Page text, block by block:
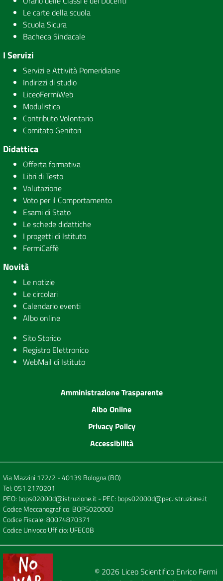
Le carte della scuola
Scuola Sicura
Bacheca Sindacale
I Servizi
Servizi e Attività Pomeridiane
Indirizzi di studio
LiceoFermiWeb
Modulistica
Contributo Volontario
Comitato Genitori
Didattica
Offerta formativa
Libri di Testo
Valutazione
Voto per il Comportamento
Esami di Stato
Le schede didattiche
I progetti di Istituto
FermiCaffè
Novità
Le notizie
Le circolari
Calendario eventi
Albo online
Sito Storico
Registro Elettronico
WebMail di Istituto
Amministrazione Trasparente
Albo Online
Privacy Policy
Accessibilità
Via Mazzini 172/2 - 40139 Bologna (BO)
Tel:051 2170201
PEO: bops02000d@istruzione.it- PEC: bops02000d@pec.istruzione.it
Codice Meccanografico: BOPS02000D
Codice Fiscale: 80074870371
Codice Univoco Ufficio: UFEC0B
© 2026 Liceo Scientifico Enrico Fermi